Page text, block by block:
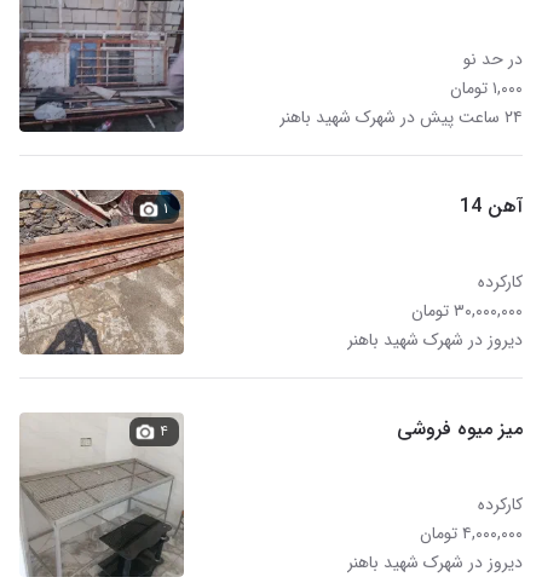
در حد نو
۱,۰۰۰ تومان
۲۴ ساعت پیش در شهرک شهید باهنر
آهن 14
کارکرده
۳۰,۰۰۰,۰۰۰ تومان
دیروز در شهرک شهید باهنر
۱
میز میوه فروشی
کارکرده
۴,۰۰۰,۰۰۰ تومان
دیروز در شهرک شهید باهنر
۴